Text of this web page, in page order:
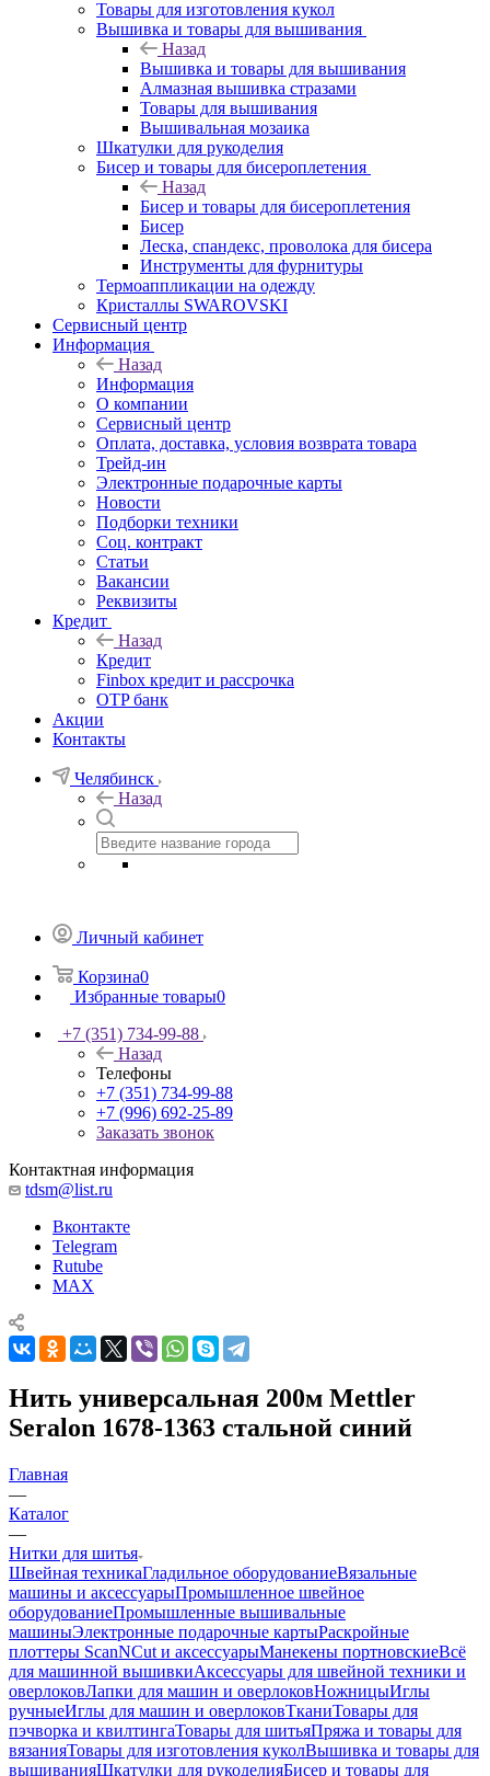
Товары для изготовления кукол
Вышивка и товары для вышивания
Назад
Вышивка и товары для вышивания
Алмазная вышивка стразами
Товары для вышивания
Вышивальная мозаика
Шкатулки для рукоделия
Бисер и товары для бисероплетения
Назад
Бисер и товары для бисероплетения
Бисер
Леска, спандекс, проволока для бисера
Инструменты для фурнитуры
Термоаппликации на одежду
Кристаллы SWAROVSKI
Сервисный центр
Информация
Назад
Информация
О компании
Сервисный центр
Оплата, доставка, условия возврата товара
Трейд-ин
Электронные подарочные карты
Новости
Подборки техники
Соц. контракт
Статьи
Вакансии
Реквизиты
Кредит
Назад
Кредит
Finbox кредит и рассрочка
OTP банк
Акции
Контакты
Челябинск
Назад
Личный кабинет
Корзина0
Избранные товары0
+7 (351) 734-99-88
Назад
Телефоны
+7 (351) 734-99-88
+7 (996) 692-25-89
Заказать звонок
Контактная информация
tdsm@list.ru
Вконтакте
Telegram
Rutube
MAX
Нить универсальная 200м Mettler
Seralon 1678-1363 стальной синий
Главная
—
Каталог
—
Нитки для шитья
Швейная техникаГладильное оборудованиеВязальные
машины и аксессуарыПромышленное швейное
оборудованиеПромышленные вышивальные
машиныЭлектронные подарочные картыРаскройные
плоттеры ScanNCut и аксессуарыМанекены портновскиеВсё
для машинной вышивкиАксессуары для швейной техники и
оверлоковЛапки для машин и оверлоковНожницыИглы
ручныеИглы для машин и оверлоковТканиТовары для
пэчворка и квилтингаТовары для шитьяПряжа и товары для
вязанияТовары для изготовления куколВышивка и товары для
вышиванияШкатулки для рукоделияБисер и товары для